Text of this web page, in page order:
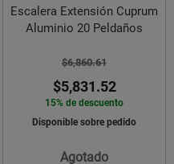
Escalera Extensión Cuprum
Aluminio 20 Peldaños
$6,860.61
$5,831.52
15% de descuento
Disponible sobre pedido
Agotado